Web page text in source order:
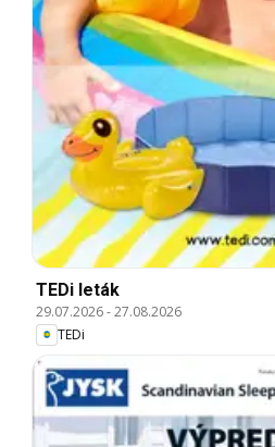
TEDi leták
29.07.2026-27.08.2026
TEDi